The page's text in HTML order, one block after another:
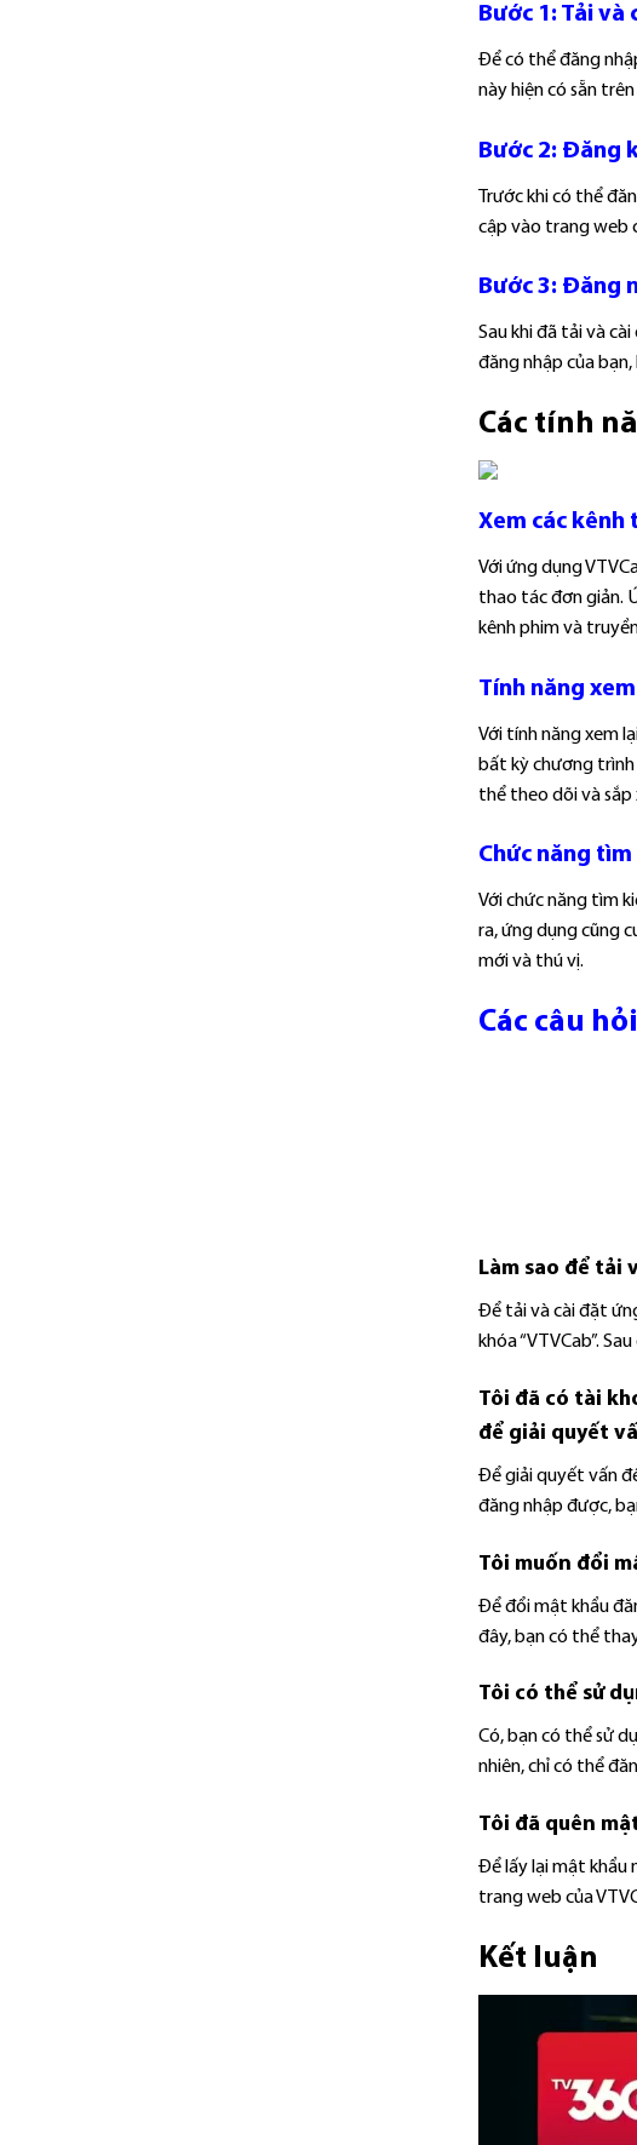
Bước 1: Tải
Để có thể đăng
này hiện có sẵn
Bước 2: Đăng
Trước khi có thể
cập vào trang web
Bước 3: Đăng
Sau khi đã tải và
đăng nhập của
Các tính
Xem các kênh
Với ứng dụng
thao tác đơn giản.
kênh phim và
Tính năng
Với tính năng xem
bất kỳ chương trình
thể theo dõi và sắp
Chức năng
Với chức năng tìm
ra, ứng dụng cũng
mới và thú vị.
Các câu
Làm sao để tải
Để tải và cài đặt
khóa “VTVCab”.
Tôi đã có tài
để giải quyết
Để giải quyết vấn
đăng nhập được,
Tôi muốn đổi
Để đổi mật khẩu
đây, bạn có thể
Tôi có thể sử
Có, bạn có thể sử
nhiên, chỉ có thể
Tôi đã quên
Để lấy lại mật khẩu
trang web của
Kết luận